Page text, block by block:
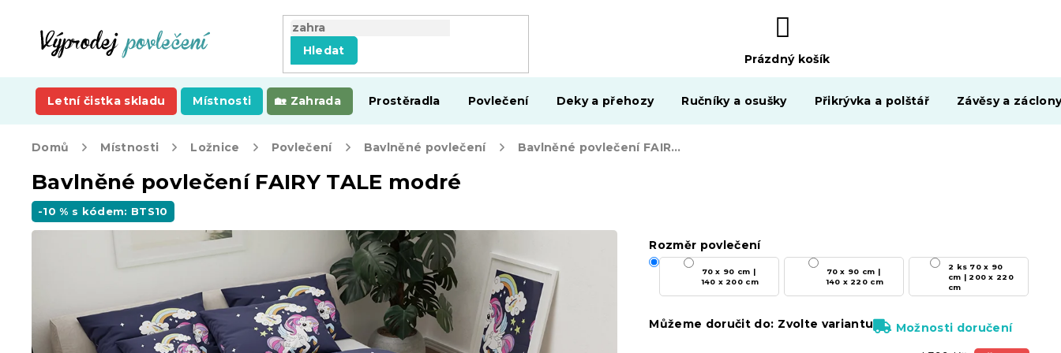
Hledat
NÁKUPNÍ
KOŠÍK
Prázdný košík
Letní čistka skladu Místnosti Zahrada Prostěradla Povlečení Deky a přehozy Ručníky a osušky Přikrývka a polštář Závěsy a
Domů Místnosti Ložnice Povlečení Bavlněné povlečení Bavlněné povlečení FAIRY TALE modré
Bavlněné povlečení FAIRY TALE modré
-10 % s kódem: BTS10
Rozměr povlečení
70 x 90 cm |
140 x 200 cm
70 x 90 cm |
140 x 220 cm
2 ks 70 x 90
cm | 200 x 220
cm
Můžeme doručit do: Zvolte variantu Možnosti doručení